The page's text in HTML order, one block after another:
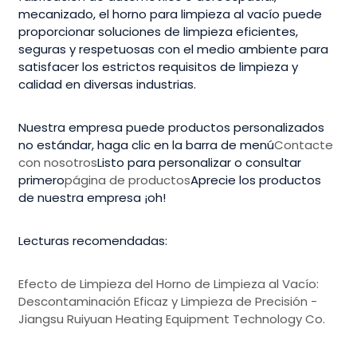
mecanizado, el horno para limpieza al vacío puede
proporcionar soluciones de limpieza eficientes,
seguras y respetuosas con el medio ambiente para
satisfacer los estrictos requisitos de limpieza y
calidad en diversas industrias.
Nuestra empresa puede productos personalizados
no estándar, haga clic en la barra de menúContacte
con nosotrosListo para personalizar o consultar
primeropágina de productosAprecie los productos
de nuestra empresa ¡oh!
Lecturas recomendadas:
Efecto de Limpieza del Horno de Limpieza al Vacío:
Descontaminación Eficaz y Limpieza de Precisión -
Jiangsu Ruiyuan Heating Equipment Technology Co.